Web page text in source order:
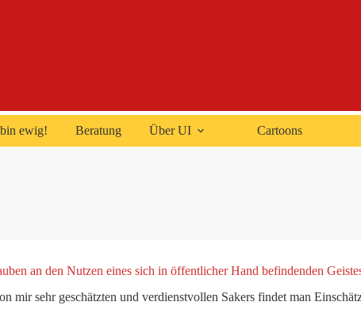
ewig! Beratung Über UI Cartoons
an den Nutzen eines sich in öffentlicher Hand befindenden
mir sehr geschätzten und verdienstvollen Sakers findet man